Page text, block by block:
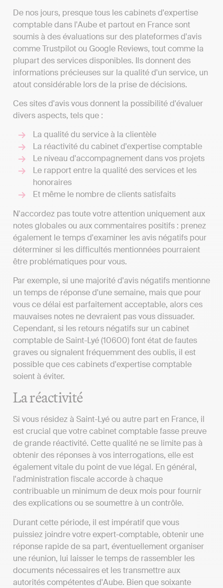
De nos jours, presque tous les cabinets d'expertise
comptable dans l'Aube et partout en France sont
soumis à des évaluations sur des plateformes d'avis
comme Trustpilot ou Google Reviews, tout comme la
plupart des services disponibles. Ils donnent des
informations précieuses sur la qualité d'un service, un
atout considérable lors de la prise de décisions.
Ces sites d'avis vous donnent la possibilité d'évaluer
divers aspects, tels que :
La qualité du service à la clientèle
La réactivité du cabinet d'expertise comptable
Le niveau d'accompagnement dans vos projets
Le rapport entre la qualité des services et les
honoraires
Et même le nombre de clients satisfaits
N'accordez pas toute votre attention uniquement aux
notes globales ou aux commentaires positifs : prenez
également le temps d'examiner les avis négatifs pour
déterminer si les difficultés mentionnées pourraient
être problématiques pour vous.
Par exemple, si une majorité d'avis négatifs mentionne
un temps de réponse d'une semaine, mais que pour
vous ce délai est parfaitement acceptable, alors ces
mauvaises notes ne devraient pas vous dissuader.
Cependant, si les retours négatifs sur un cabinet
comptable de Saint-Lyé (10600) font état de fautes
graves ou signalent fréquemment des oublis, il est
possible que ces cabinets d'expertise comptable
soient à éviter.
La réactivité
Si vous résidez à Saint-Lyé ou autre part en France, il
est crucial que votre cabinet comptable fasse preuve
de grande réactivité. Cette qualité ne se limite pas à
obtenir des réponses à vos interrogations, elle est
également vitale du point de vue légal. En général,
l'administration fiscale accorde à chaque
contribuable un minimum de deux mois pour fournir
des explications ou se soumettre à un contrôle.
Durant cette période, il est impératif que vous
puissiez joindre votre expert-comptable, obtenir une
réponse rapide de sa part, éventuellement organiser
une réunion, lui laisser le temps de rassembler les
documents nécessaires et les transmettre aux
autorités compétentes d'Aube. Bien que soixante